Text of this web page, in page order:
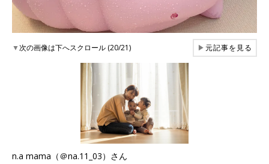
▼次の画像は下へスクロール (20/21) ▶元記事を見る
n.a mama（＠na.11_03）さん